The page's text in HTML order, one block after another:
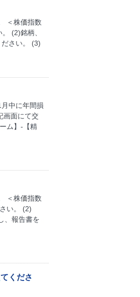
＜株価指数
(2)銘柄、
さい。 (3)
中に年間損
画面にて交
ム】-【精
＜株価指数
い。 (2)
、報告書を
くださ